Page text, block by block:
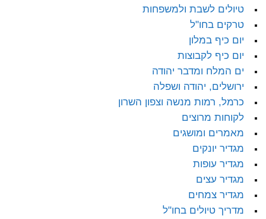
טיולים לשבת ולמשפחות
טרקים בחו"ל
יום כיף במלון
יום כיף לקבוצות
ים המלח ומדבר יהודה
ירושלים, יהודה ושפלה
כרמל, רמות מנשה וצפון השרון
לקוחות מרוצים
מאמרים ומושגים
מגדיר יונקים
מגדיר עופות
מגדיר עצים
מגדיר צמחים
מדריך טיולים בחו"ל